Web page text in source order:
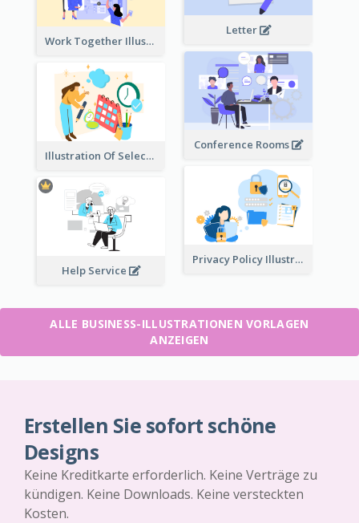
Letter
Work Together Illustration
Conference Rooms
Illustration Of Select Date & Time
Privacy Policy Illustration
Help Service
ALLE BUSINESS-ILLUSTRATIONEN VORLAGEN
ANZEIGEN
Erstellen Sie sofort schöne
Designs
Keine Kreditkarte erforderlich. Keine Verträge zu
kündigen. Keine Downloads. Keine versteckten
Kosten.